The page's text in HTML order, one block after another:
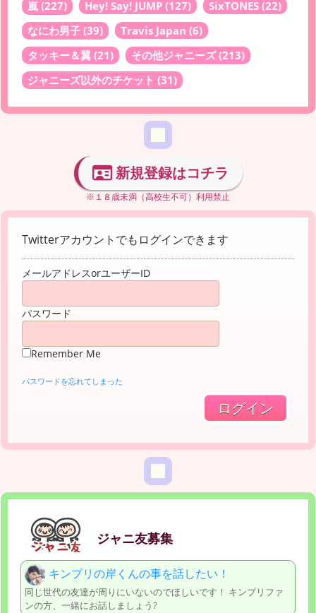
嵐 (227) Hey! Say! JUMP (127) SixTONES (22)
なにわ男子 (39) Travis Japan (6)
タッキー＆翼 (21) その他ジャニーズ(213)
ジャニーズ以外のチケット (31)
新規登録はコチラ
※１８歳未満（高校生不可）利用禁止
Twitterアカウントでもログインできます
メールアドレスorユーザーID
パスワード
Remember Me
パスワードを忘れてしまった
ジャニ友募集
キンプリの岸くんの事を話したい！
同じ世代の友達が周りにいないのでほしいです！ キンプリファ
ンの方、一緒にお話しましょう?